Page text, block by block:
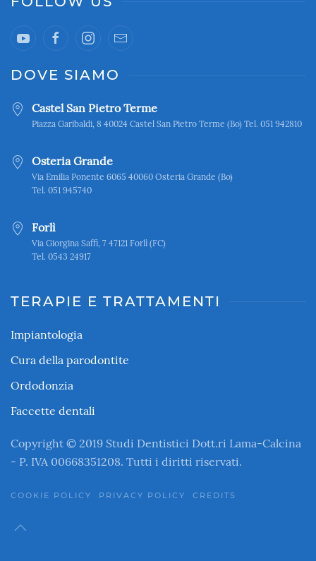
DOVE SIAMO
Castel San Pietro Terme
Piazza Garibaldi, 8 40024 Castel San Pietro Terme (Bo) Tel. 051 942810
Osteria Grande
Via Emilia Ponente 6065 40060 Osteria Grande (Bo)
Tel. 051 945740
Forlì
Via Giorgina Saffi, 7 47121 Forlì (FC)
Tel. 0543 24917
TERAPIE E TRATTAMENTI
Impiantologia
Cura della parodontite
Ordodonzia
Faccette dentali
Copyright © 2019 Studi Dentistici Dott.ri Lama-Calcina
- P. IVA 00668351208. Tutti i diritti riservati.
COOKIE POLICY PRIVACY POLICY CREDITS